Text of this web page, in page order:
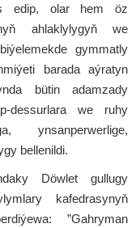
edip, olar hem öz
ahlaklylygyň we
gymmatly
barada aýratyn
bütin adamzady
dessurlara we ruhy
ynsanperwerlige,
bellenildi.
Döwlet gullugy
kafedrasynyň
”Gahryman